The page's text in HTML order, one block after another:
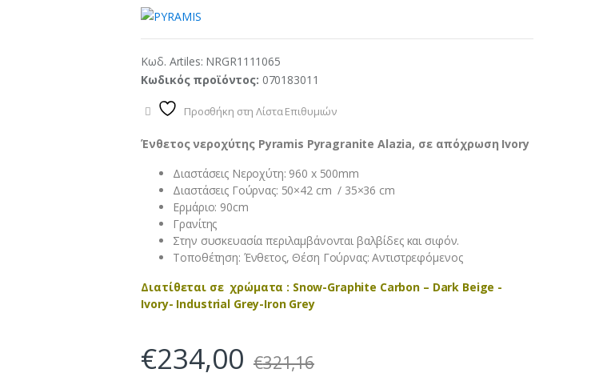
Κωδ. Artiles: NRGR1111065
Κωδικός προϊόντος: 070183011
Προσθήκη στη Λίστα Επιθυμιών
Ένθετος νεροχύτης Pyramis Pyragranite Alazia, σε απόχρωση Ivory
Διαστάσεις Νεροχύτη: 960 x 500mm
Διαστάσεις Γούρνας: 50×42 cm / 35×36 cm
Ερμάριο: 90cm
Γρανίτης
Στην συσκευασία περιλαμβάνονται βαλβίδες και σιφόν.
Τοποθέτηση: Ένθετος, Θέση Γούρνας: Αντιστρεφόμενος
Διατίθεται σε χρώματα : Snow-Graphite Carbon – Dark Beige -
Ivory- Industrial Grey-Iron Grey
€234,00 €321,16